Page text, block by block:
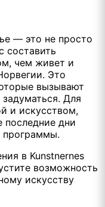
— это не просто
составить
чем живет и
Это
вызывают
Для
и искусством,
последние дни
программы.
в Kunstnernes
возможность
искусству